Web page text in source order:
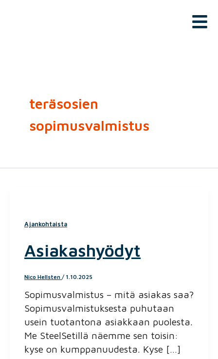
teräsosien
sopimusvalmistus
Ajankohtaista
Asiakashyödyt
Nico Hellsten / 1.10.2025
Sopimusvalmistus – mitä asiakas saa?
Sopimusvalmistuksesta puhutaan
usein tuotantona asiakkaan puolesta.
Me SteelSetillä näemme sen toisin:
kyse on kumppanuudesta. Kyse […]